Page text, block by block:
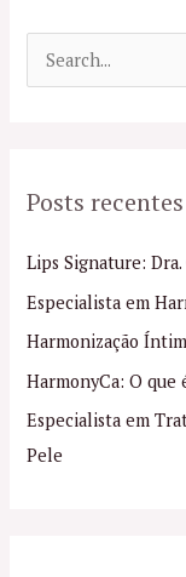
u
s
a
r
p
o
r
Posts recentes
Lips Signature:
Especialista em
Harmonização
HarmonyCa: O que
Especialista em
Pele